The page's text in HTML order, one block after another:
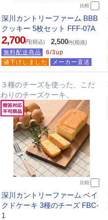
比較
深川カントリーファーム BBB
クッキー 5枚セット FFF-07A
2,700円(税込) 2,500円(税抜)
無料配送商品
6/3up
値下げしました
メーカー直送
３種のチーズを使った、こだ
わりのチーズケーキ。
比較
深川カントリーファーム ベイ
クドケーキ 3種のチーズ FBC-
1